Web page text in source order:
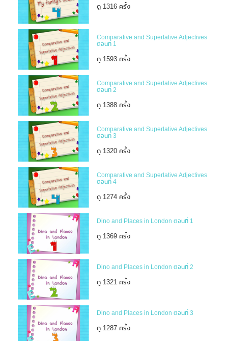
ดู 1316 ครั้ง
Comparative and Superlative Adjectives
ตอนที่ 1
ดู 1593 ครั้ง
Comparative and Superlative Adjectives
ตอนที่ 2
ดู 1388 ครั้ง
Comparative and Superlative Adjectives
ตอนที่ 3
ดู 1320 ครั้ง
Comparative and Superlative Adjectives
ตอนที่ 4
ดู 1274 ครั้ง
Dino and Places in London ตอนที่ 1
ดู 1369 ครั้ง
Dino and Places in London ตอนที่ 2
ดู 1321 ครั้ง
Dino and Places in London ตอนที่ 3
ดู 1287 ครั้ง